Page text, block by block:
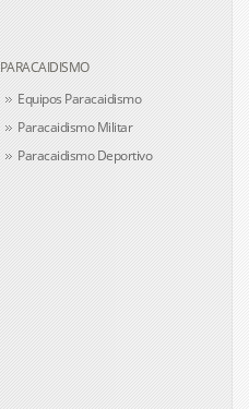
PARACAIDISMO
Equipos Paracaidismo
Paracaidismo Militar
Paracaidismo Deportivo